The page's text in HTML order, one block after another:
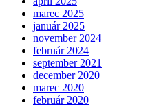
marec 2025
január 2025
november 2024
február 2024
september 2021
december 2020
marec 2020
február 2020